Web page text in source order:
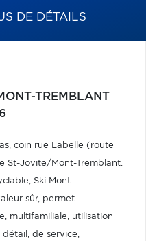
DE DÉTAILS
TREMBLANT
coin rue Labelle (route
St-Jovite/Mont-Tremblant.
Ski Mont-
sûr, permet
multifamiliale, utilisation
de service,